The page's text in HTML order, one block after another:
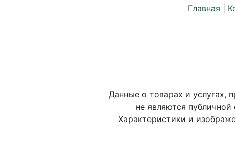
Главная
Данные о товарах и услугах,
не являются
Характеристики и